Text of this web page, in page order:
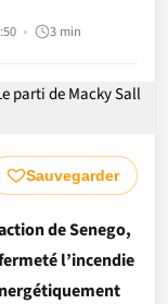
3 min
Sauvegarder
de Senego,
l’incendie